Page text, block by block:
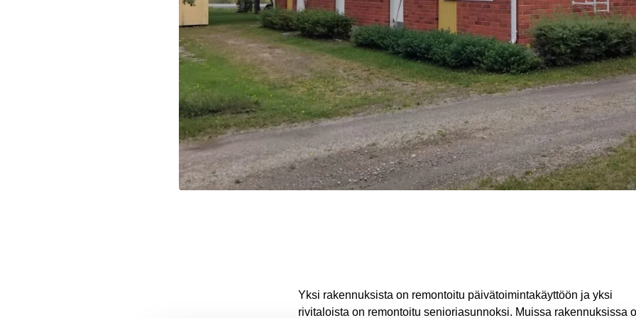
Yksi rakennuksista on remontoitu päivätoimintakäyttöön ja yksi
rivitaloista on remontoitu senioriasunnoksi. Muissa rakennuksissa